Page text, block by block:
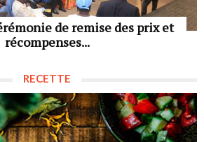
de remise des prix et
récompenses...
RECETTE